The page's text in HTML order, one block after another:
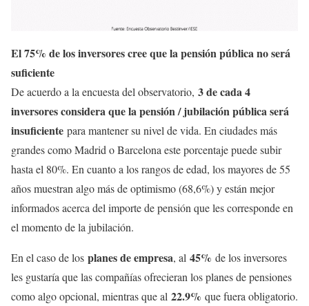
El 75% de los inversores cree que la pensión pública no será
suficiente
De acuerdo a la encuesta del observatorio, 3 de cada 4
inversores considera que la pensión / jubilación pública será
insuficiente para mantener su nivel de vida. En ciudades más
grandes como Madrid o Barcelona este porcentaje puede subir
hasta el 80%. En cuanto a los rangos de edad, los mayores de 55
años muestran algo más de optimismo (68,6%) y están mejor
informados acerca del importe de pensión que les corresponde en
el momento de la jubilación.
En el caso de los planes de empresa, al 45% de los inversores
les gustaría que las compañías ofrecieran los planes de pensiones
como algo opcional, mientras que al 22.9% que fuera obligatorio.